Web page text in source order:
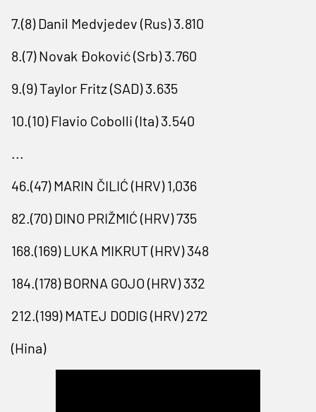
7.(8) Danil Medvjedev (Rus) 3.810
8.(7) Novak Đoković (Srb) 3.760
9.(9) Taylor Fritz (SAD) 3.635
10.(10) Flavio Cobolli (Ita) 3.540
...
46.(47) MARIN ČILIĆ (HRV) 1,036
82.(70) DINO PRIŽMIĆ (HRV) 735
168.(169) LUKA MIKRUT (HRV) 348
184.(178) BORNA GOJO (HRV) 332
212.(199) MATEJ DODIG (HRV) 272
(Hina)